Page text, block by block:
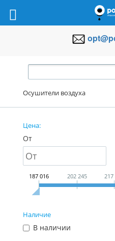
Осушители воздуха
Цена:
От
187 016 202 245 217
Наличие
В наличии